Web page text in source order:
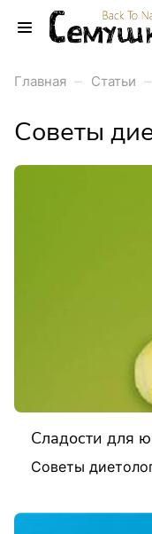
Главная – Статьи –
Советы
Сладости для
Советы